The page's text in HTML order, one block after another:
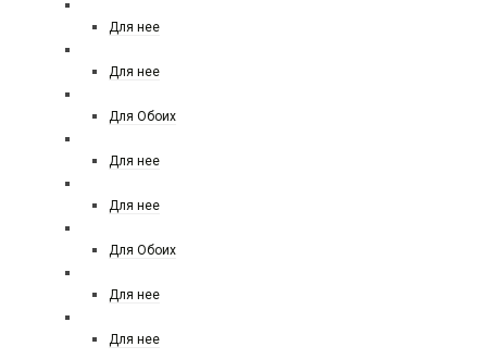
Для нее
Для нее
Для Обоих
Для нее
Для нее
Для Обоих
Для нее
Для нее